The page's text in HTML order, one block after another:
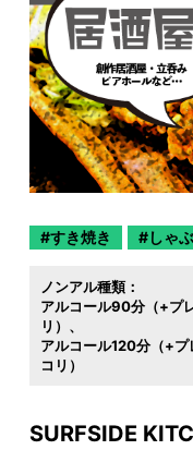
すき焼き しゃ
ノンアル種類：
アルコール90分（+プ
リ）
アルコール120分（+
コリ）
SURFSIDE